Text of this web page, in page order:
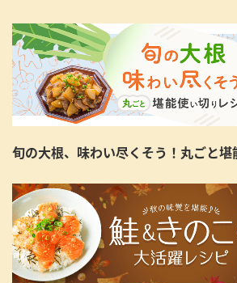
旬の大根、味わい尽くそう！丸ごと堪